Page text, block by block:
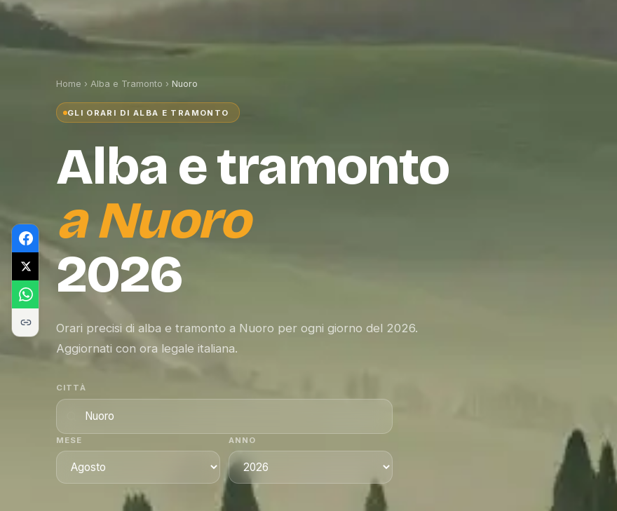
Home › Alba e Tramonto › Nuoro
GLI ORARI DI ALBA E TRAMONTO
Alba e tramonto
aNuoro
2026
Orari precisi di alba e tramonto a Nuoro per ogni giorno del 2026.
Aggiornati con ora legale italiana.
CITTÀ
MESE ANNO